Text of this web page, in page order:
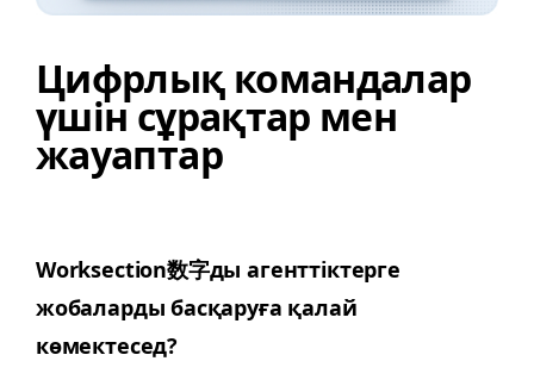
Цифрлық командалар
үшін сұрақтар мен
жауаптар
Work­sec­tion数字ды агенттіктерге
жобаларды басқаруға қалай
көмектесед?